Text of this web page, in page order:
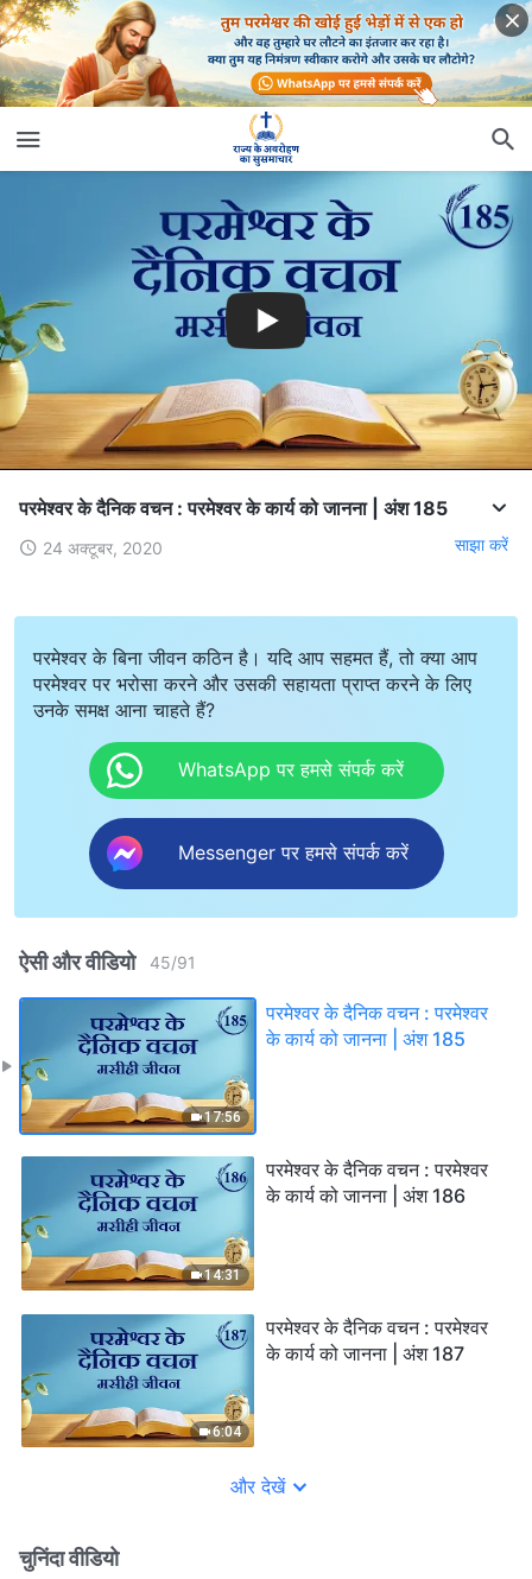
परमेश्वर के दैनिक वचन : परमेश्वर के कार्य को जानना | अंश 185
24 अक्टूबर, 2020 साझा करें
परमेश्वर के बिना जीवन कठिन है। यदि आप सहमत हैं, तो क्या आप
परमेश्वर पर भरोसा करने और उसकी सहायता प्राप्त करने के लिए
उनके समक्ष आना चाहते हैं?
WhatsApp पर हमसे संपर्क करें
Messenger पर हमसे संपर्क करें
ऐसी और वीडियो 45/91
17:56
परमेश्वर के दैनिक वचन : परमेश्वर
के कार्य को जानना | अंश 185
14:31
परमेश्वर के दैनिक वचन : परमेश्वर
के कार्य को जानना | अंश 186
6:04
परमेश्वर के दैनिक वचन : परमेश्वर
के कार्य को जानना | अंश 187
और देखें
चुनिंदा वीडियो